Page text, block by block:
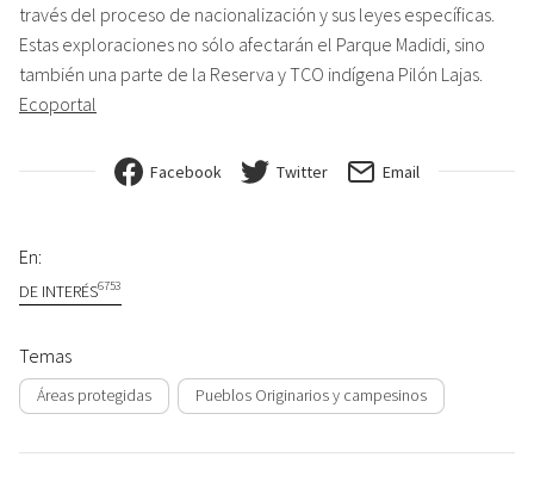
través del proceso de nacionalización y sus leyes específicas.
Estas exploraciones no sólo afectarán el Parque Madidi, sino
también una parte de la Reserva y TCO indígena Pilón Lajas.
Ecoportal
Facebook Twitter Email
En:
DE INTERÉS6753
Temas
Áreas protegidas Pueblos Originarios y campesinos